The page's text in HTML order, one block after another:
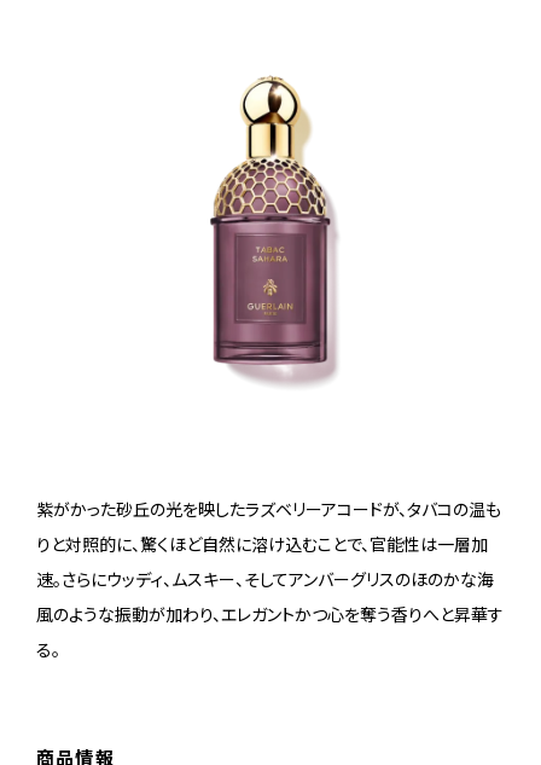
紫がかった砂丘の光を映したラズベリーアコードが、タバコの温も
りと対照的に、驚くほど自然に溶け込むことで、官能性は一層加
速。さらにウッディ、ムスキー、そしてアンバーグリスのほのかな海
風のような振動が加わり、エレガントかつ心を奪う香りへと昇華す
る。
商品情報